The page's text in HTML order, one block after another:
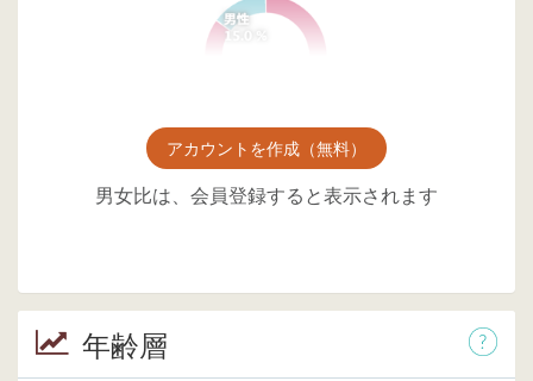
アカウントを作成（無料）
男女比は、会員登録すると表示されます
年齢層